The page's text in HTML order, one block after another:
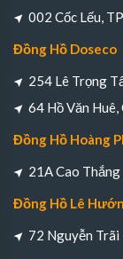
002 Cốc Lếu,
Đồng Hồ Doseco
254 Lê Trọng
64 Hồ Văn Huê,
Đồng Hồ Hoàng
21A Cao Thắng
Đồng Hồ Lê
72 Nguyễn Trãi